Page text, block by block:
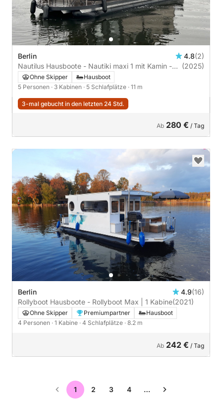
Berlin 4.8(2)
Nautilus Hausboote - Nautiki maxi 1 mit Kamin -
führerscheinfrei | 3 Kabinen
(2025)
Ohne Skipper
Hausboot
5 Personen · 3 Kabinen · 5 Schlafplätze · 11 m
3-mal gebucht in den letzten 24 Std.
Ab 280 € / Tag
Berlin 4.9(16)
Rollyboot Hausboote - Rollyboot Max | 1 Kabine(2021)
Ohne Skipper Premiumpartner
Hausboot
4 Personen · 1 Kabine · 4 Schlafplätze · 8.2 m
Ab 242 € / Tag
1 2 3 4 …